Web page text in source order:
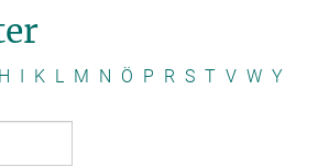
H I K L M N Ö P R S T V W Y